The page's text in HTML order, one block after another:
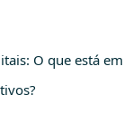
O que está